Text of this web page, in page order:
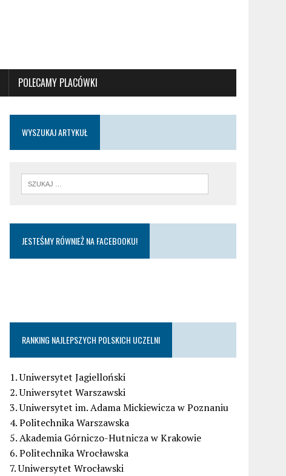
POLECAMY PLACÓWKI
WYSZUKAJ ARTYKUŁ
JESTEŚMY RÓWNIEŻ NA FACEBOOKU!
RANKING NAJLEPSZYCH POLSKICH UCZELNI
1. Uniwersytet Jagielloński
2. Uniwersytet Warszawski
3. Uniwersytet im. Adama Mickiewicza w Poznaniu
4. Politechnika Warszawska
5. Akademia Górniczo-Hutnicza w Krakowie
6. Politechnika Wrocławska
7. Uniwersytet Wrocławski